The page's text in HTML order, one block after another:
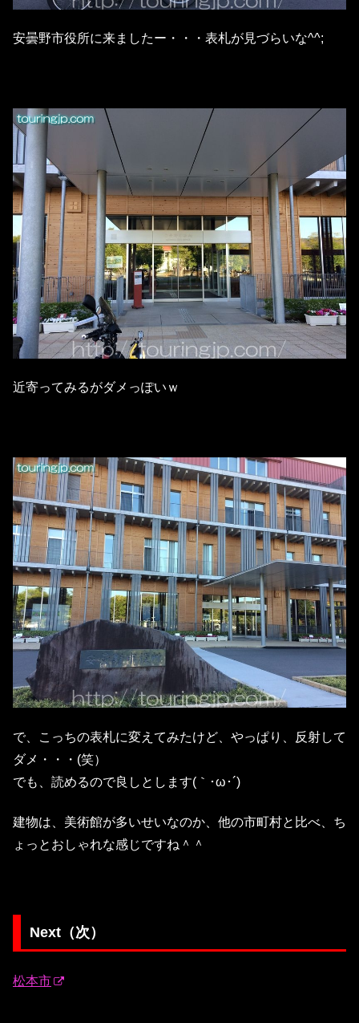
安曇野市役所に来ましたー・・・表札が見づらいな^^;
近寄ってみるがダメっぽいｗ
で、こっちの表札に変えてみたけど、やっぱり、反射して
ダメ・・・(笑）
でも、読めるので良しとします(｀･ω･´)ゞ
建物は、美術館が多いせいなのか、他の市町村と比べ、ち
ょっとおしゃれな感じですね＾＾
Next（次）
松本市